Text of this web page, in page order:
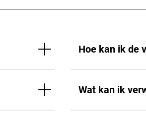
Hoe kan ik de
Wat kan ik